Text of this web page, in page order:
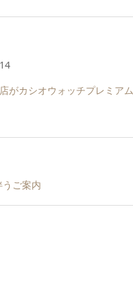
がカシオウォッチプレミア
ご案内